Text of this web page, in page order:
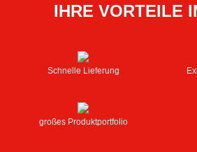
IHRE VORTEILE
Schnelle Lieferung
großes Produktportfolio